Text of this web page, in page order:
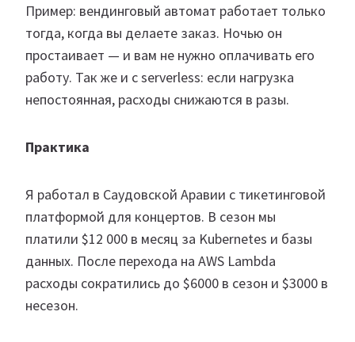
Пример: вендинговый автомат работает только
тогда, когда вы делаете заказ. Ночью он
простаивает — и вам не нужно оплачивать его
работу. Так же и с serverless: если нагрузка
непостоянная, расходы снижаются в разы.
Практика
Я работал в Саудовской Аравии с тикетинговой
платформой для концертов. В сезон мы
платили $12 000 в месяц за Kubernetes и базы
данных. После перехода на AWS Lambda
расходы сократились до $6000 в сезон и $3000 в
несезон.